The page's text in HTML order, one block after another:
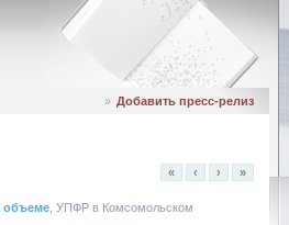
» Добавить пресс-релиз
« ‹ › »
объеме , УПФР в Комсомольском